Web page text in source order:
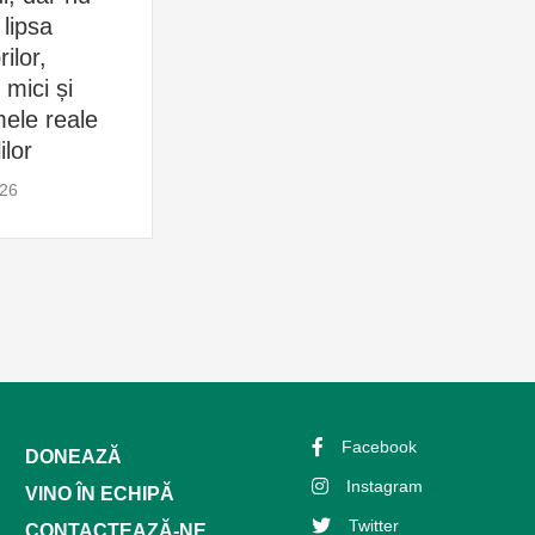
mici și
reale
DONEAZĂ
VINO ÎN ECHIPĂ
CONTACTEAZĂ-NE
Facebook
Instagram
Twitter